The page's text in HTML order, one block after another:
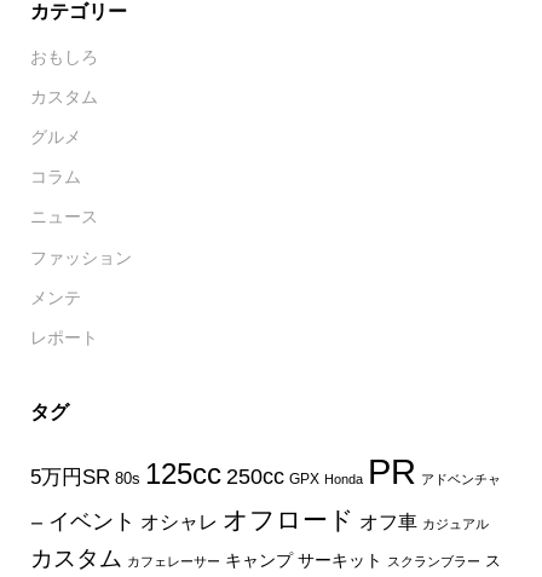
カテゴリー
おもしろ
カスタム
グルメ
コラム
ニュース
ファッション
メンテ
レポート
タグ
5万円SR 80s 125cc 250cc GPX Honda PR アドベンチャ
ー イベント オシャレ オフロード オフ車 カジュアル
カスタム カフェレーサー キャンプ サーキット スクランブラー ス